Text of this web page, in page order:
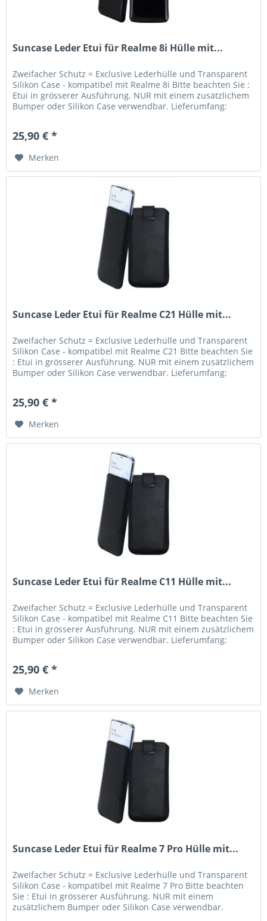
Suncase Leder Etui für Realme 8i Hülle mit...
Zweifacher Schutz = Exclusive Lederhülle und Transparent
Silikon Case - kompatibel mit Realme 8i Bitte beachten Sie :
Etui in grösserer Ausführung. NUR mit einem zusätzlichem
Bumper oder Silikon Case verwendbar. Lieferumfang:
25,90 € *
Merken
Suncase Leder Etui für Realme C21 Hülle mit...
Zweifacher Schutz = Exclusive Lederhülle und Transparent
Silikon Case - kompatibel mit Realme C21 Bitte beachten Sie
: Etui in grösserer Ausführung. NUR mit einem zusätzlichem
Bumper oder Silikon Case verwendbar. Lieferumfang:
25,90 € *
Merken
Suncase Leder Etui für Realme C11 Hülle mit...
Zweifacher Schutz = Exclusive Lederhülle und Transparent
Silikon Case - kompatibel mit Realme C11 Bitte beachten Sie
: Etui in grösserer Ausführung. NUR mit einem zusätzlichem
Bumper oder Silikon Case verwendbar. Lieferumfang:
25,90 € *
Merken
Suncase Leder Etui für Realme 7 Pro Hülle mit...
Zweifacher Schutz = Exclusive Lederhülle und Transparent
Silikon Case - kompatibel mit Realme 7 Pro Bitte beachten
Sie : Etui in grösserer Ausführung. NUR mit einem
zusätzlichem Bumper oder Silikon Case verwendbar.